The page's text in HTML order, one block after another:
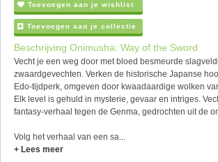
Toevoegen aan je wishlist
Toevoegen aan je collectie
Beschrijving Onimusha: Way of the Sword
Vecht je een weg door met bloed besmeurde
zwaardgevechten. Verken de historische Japanse
Edo-tijdperk, omgeven door kwaadaardige wolken
Elk level is gehuld in mysterie, gevaar en intriges.
fantasy-verhaal tegen de Genma, gedrochten uit de
Volg het verhaal van een sa...
+ Lees meer